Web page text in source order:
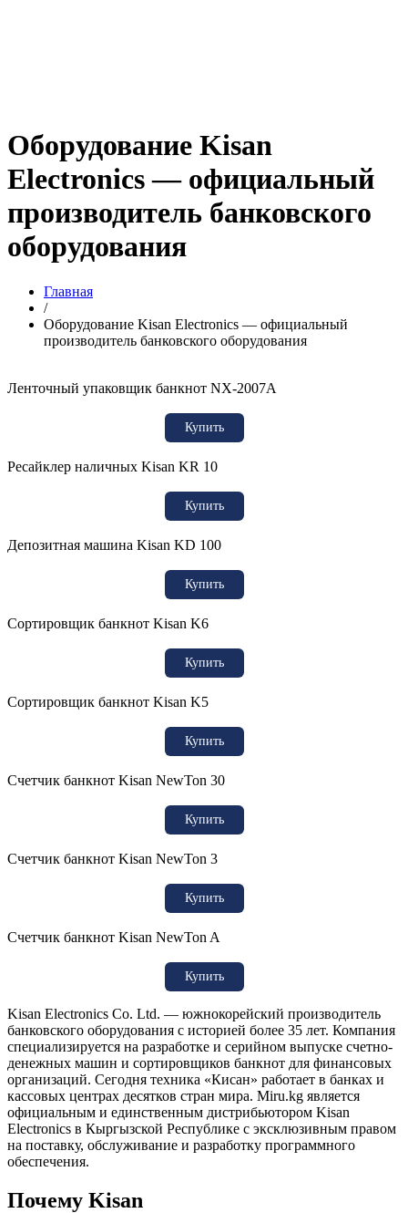
Оборудование Kisan
Electronics — официальный
производитель банковского
оборудования
Главная
/
Оборудование Kisan Electronics — официальный
производитель банковского оборудования
Ленточный упаковщик банкнот NX-2007A
Купить
Ресайклер наличных Kisan KR 10
Купить
Депозитная машина Kisan KD 100
Купить
Сортировщик банкнот Kisan K6
Купить
Сортировщик банкнот Kisan K5
Купить
Счетчик банкнот Kisan NewTon 30
Купить
Счетчик банкнот Kisan NewTon 3
Купить
Счетчик банкнот Kisan NewTon A
Купить
Kisan Electronics Co. Ltd. — южнокорейский производитель
банковского оборудования с историей более 35 лет. Компания
специализируется на разработке и серийном выпуске счетно-
денежных машин и сортировщиков банкнот для финансовых
организаций. Сегодня техника «Кисан» работает в банках и
кассовых центрах десятков стран мира. Miru.kg является
официальным и единственным дистрибьютором Kisan
Electronics в Кыргызской Республике с эксклюзивным правом
на поставку, обслуживание и разработку программного
обеспечения.
Почему Kisan